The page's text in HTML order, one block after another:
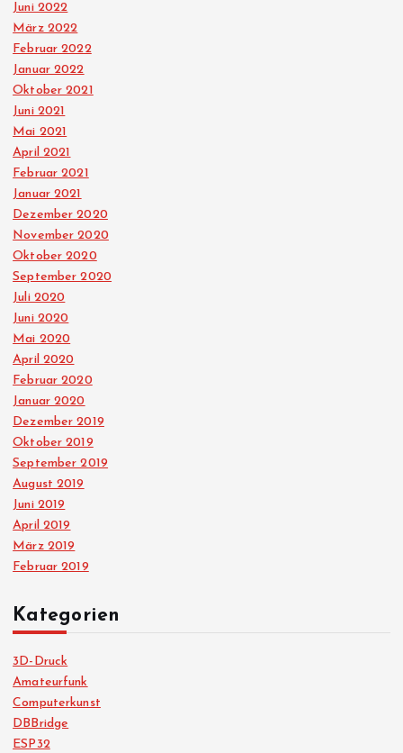
Juni 2022
März 2022
Februar 2022
Januar 2022
Oktober 2021
Juni 2021
Mai 2021
April 2021
Februar 2021
Januar 2021
Dezember 2020
November 2020
Oktober 2020
September 2020
Juli 2020
Juni 2020
Mai 2020
April 2020
Februar 2020
Januar 2020
Dezember 2019
Oktober 2019
September 2019
August 2019
Juni 2019
April 2019
März 2019
Februar 2019
Kategorien
3D-Druck
Amateurfunk
Computerkunst
DBBridge
ESP32